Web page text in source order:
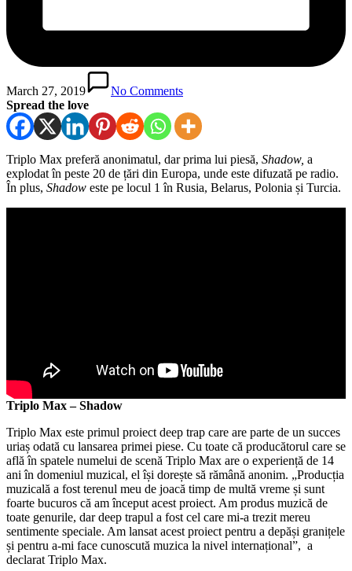
March 27, 2019
No Comments
Spread the love
Triplo Max preferă anonimatul, dar prima lui piesă, Shadow, a
explodat în peste 20 de țări din Europa, unde este difuzată pe radio.
În plus, Shadow este pe locul 1 în Rusia, Belarus, Polonia și Turcia.
Triplo Max – Shadow
Triplo Max este primul proiect deep trap care are parte de un succes
uriaș odată cu lansarea primei piese. Cu toate că producătorul care se
află în spatele numelui de scenă Triplo Max are o experiență de 14
ani în domeniul muzical, el își dorește să rămână anonim. „Producția
muzicală a fost terenul meu de joacă timp de multă vreme și sunt
foarte bucuros că am început acest proiect. Am produs muzică de
toate genurile, dar deep trapul a fost cel care mi-a trezit mereu
sentimente speciale. Am lansat acest proiect pentru a depăși granițele
și pentru a-mi face cunoscută muzica la nivel internațional”, a
declarat Triplo Max.